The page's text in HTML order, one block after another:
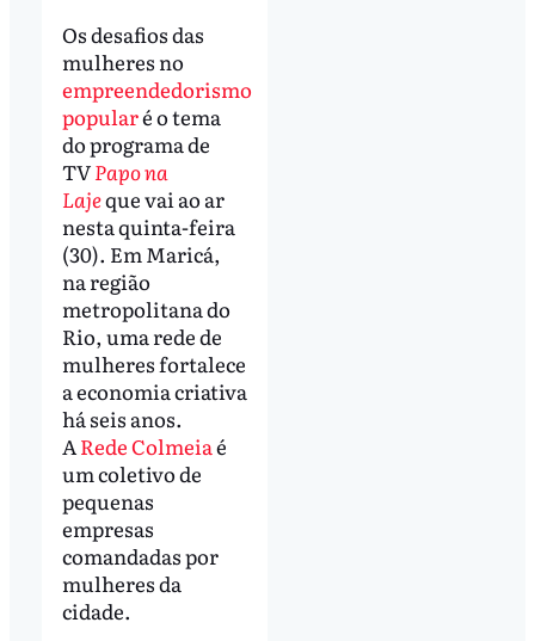
Os desafios das
mulheres no
empreendedorismo
popularé o tema
do programa de
TVPapo na
Lajeque vai ao ar
nesta quinta-feira
(30). Em Maricá,
na região
metropolitana do
Rio, uma rede de
mulheres fortalece
a economia criativa
há seis anos.
ARede Colmeiaé
um coletivo de
pequenas
empresas
comandadas por
mulheres da
cidade.